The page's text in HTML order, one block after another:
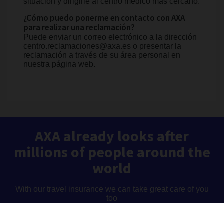
¿Cómo puedo ponerme en contacto con AXA
para realizar una reclamación?
Puede enviar un correo electrónico a la dirección
centro.reclamaciones@axa.es o presentar la
reclamación a través de su área personal en
nuestra página web.
AXA already looks after
millions of people around the
world
With our travel insurance we can take great care of you
too